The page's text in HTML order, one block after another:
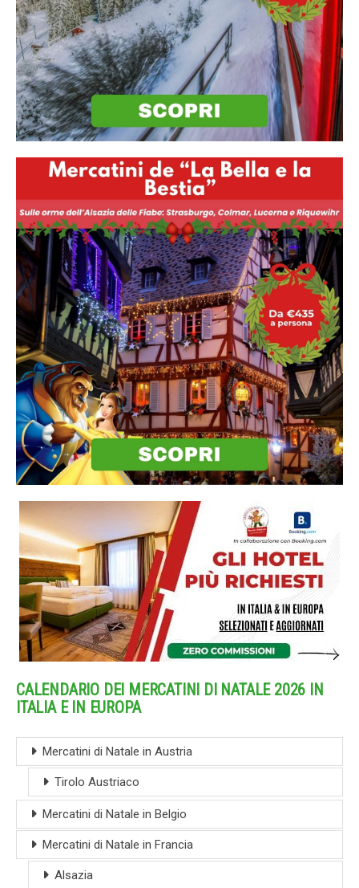
CALENDARIO DEI MERCATINI DI NATALE 2026 IN
ITALIA E IN EUROPA
Mercatini di Natale in Austria
Tirolo Austriaco
Mercatini di Natale in Belgio
Mercatini di Natale in Francia
Alsazia